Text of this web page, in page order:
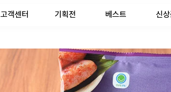
고객센터 기획전 베스트 신